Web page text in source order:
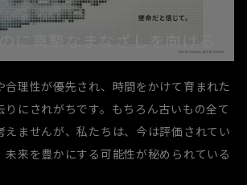
に真摯なまなざしを向ける
合理性が優先され、時間をかけて育まれた
りにされがちです。もちろん古いもの全て
えませんが、私たちは、今は評価されてい
未来を豊かにする可能性が秘められている